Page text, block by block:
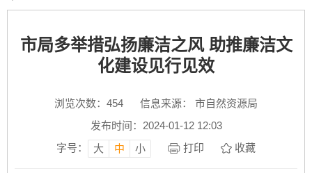
市局多举措弘扬廉洁之风 助推廉洁文
化建设见行见效
浏览次数： 454
信息来源： 市自然资源局
发布时间：2024-01-12 12:03
字号：
大 中 小 打印 收藏